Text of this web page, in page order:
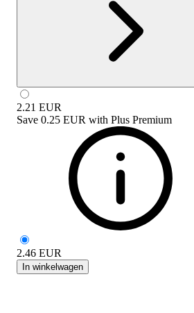
2.21 EUR
Save 0.25 EUR with Plus Premium
2.46 EUR
In winkelwagen